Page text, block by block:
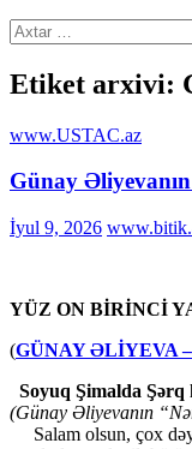
Axtarış:
Etiket arxivi:
www.USTAC.az
Günay
İyul 9, 2026
YÜZ ON BİRİNCİ
(GÜNAY ƏLİYEVA
Soyuq Şimalda Şərq
(Günay Əliyevanın
Salam olsun, çox